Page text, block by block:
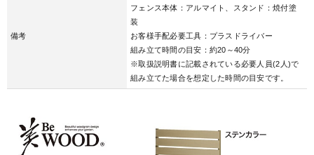
備考
フェンス本体：アルマイト、スタンド：焼付塗
装
お客様手配必要工具：プラスドライバー
組み立て時間の目安：約20～40分
※取扱説明書に記載されている必要人員(2人)で
組み立てた場合を想定した時間の目安です。